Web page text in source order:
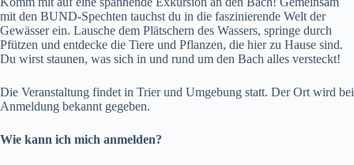
mit den BUND-Spechten tauchst du in die faszinierende Welt der
Gewässer ein. Lausche dem Plätschern des Wassers, springe durch
Pfützen und entdecke die Tiere und Pflanzen, die hier zu Hause sind.
Du wirst staunen, was sich in und rund um den Bach alles versteckt!
Die Veranstaltung findet in Trier und Umgebung statt. Der Ort wird bei
Anmeldung bekannt gegeben.
Wie kann ich mich anmelden?